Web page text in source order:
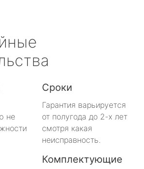
не
Сроки
Гарантия варьируется
от полугода до 2-х лет
смотря какая
неисправность.
Комплектующие